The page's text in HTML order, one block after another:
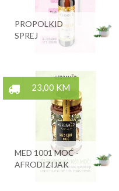
PROPOLKID
SPREJ
23,00 KM
MED 1001 MOĆ -
AFRODIZIJAK